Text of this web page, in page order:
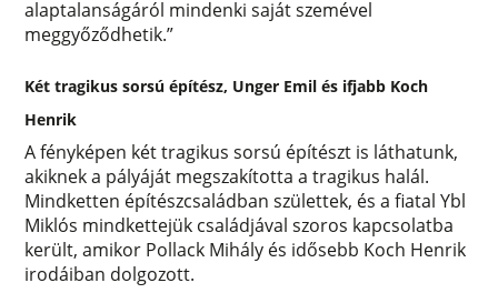
alaptalanságáról mindenki saját szemével
meggyőződhetik.”
Két tragikus sorsú építész, Unger Emil és ifjabb Koch
Henrik
A fényképen két tragikus sorsú építészt is láthatunk,
akiknek a pályáját megszakította a tragikus halál.
Mindketten építészcsaládban születtek, és a fiatal Ybl
Miklós mindkettejük családjával szoros kapcsolatba
került, amikor Pollack Mihály és idősebb Koch Henrik
irodáiban dolgozott.